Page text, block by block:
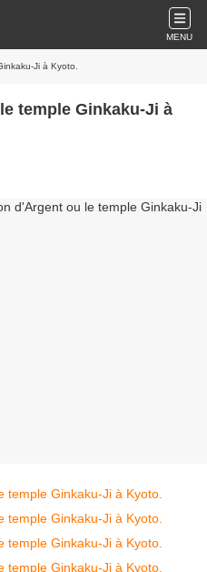
MENU
Ji à Kyoto.
temple Ginkaku-Ji à